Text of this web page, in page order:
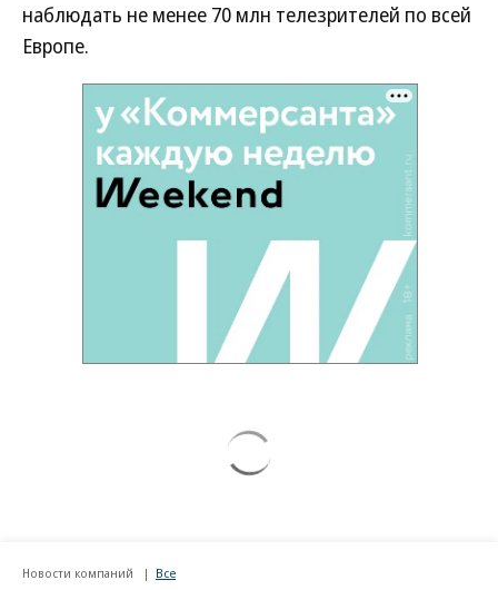
наблюдать не менее 70 млн телезрителей по всей
Европе.
Новости компаний Все